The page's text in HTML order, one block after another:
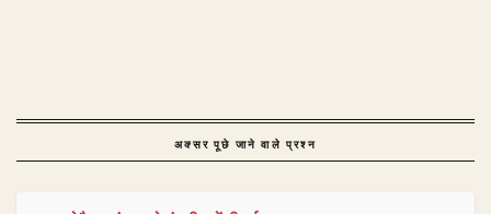
अक्सर पूछे जाने वाले प्रश्न